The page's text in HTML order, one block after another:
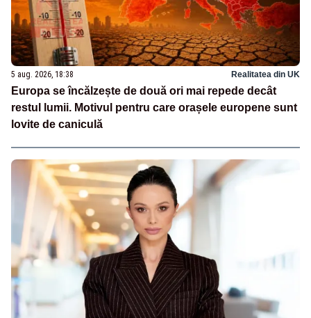
5 aug. 2026, 18:38 Realitatea din UK
Europa se încălzește de două ori mai repede decât
restul lumii. Motivul pentru care orașele europene sunt
lovite de caniculă